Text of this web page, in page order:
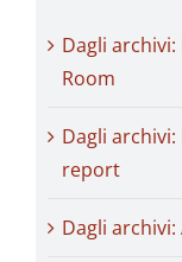
Dagli
Room
Dagli archivi:
report
Dagli archivi: